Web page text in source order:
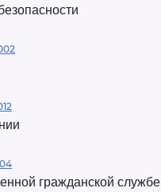
гражданской службе